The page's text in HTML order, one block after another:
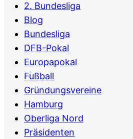
2. Bundesliga
Blog
Bundesliga
DFB-Pokal
Europapokal
Fußball
Gründungsvereine
Hamburg
Oberliga Nord
Präsidenten